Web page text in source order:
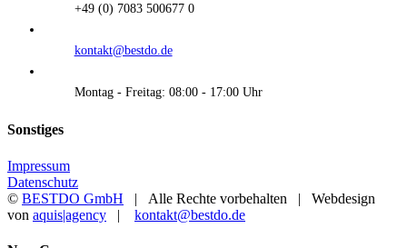
+49 (0) 7083 500677 0
kontakt@bestdo.de
Montag - Freitag: 08:00 - 17:00 Uhr
Sonstiges
Impressum
Datenschutz
© BESTDO GmbH | Alle Rechte vorbehalten | Webdesign
von aquis|agency | kontakt@bestdo.de